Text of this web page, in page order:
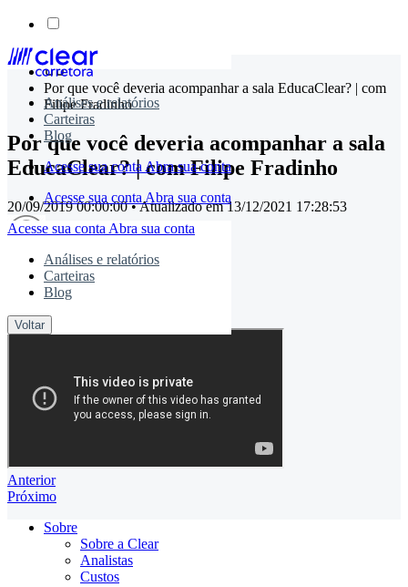
Skip
content
Análises e relatórios
Carteiras
Blog
Acesse sua conta Abra sua conta
Acesse sua conta Abra sua conta
Acesse sua conta Abra sua conta
Análises e relatórios
Carteiras
Blog
Voltar
Por que você deveria acompanhar a sala EducaClear? | com
Filipe Fradinho
Por que você deveria acompanhar a sala
EducaClear? | com Filipe Fradinho
20/09/2019 00:00:00• Atualizado em13/12/2021 17:28:53
timemaster
Compartilhe:
Anterior
Próximo
Sobre
Sobre a Clear
Analistas
Custos